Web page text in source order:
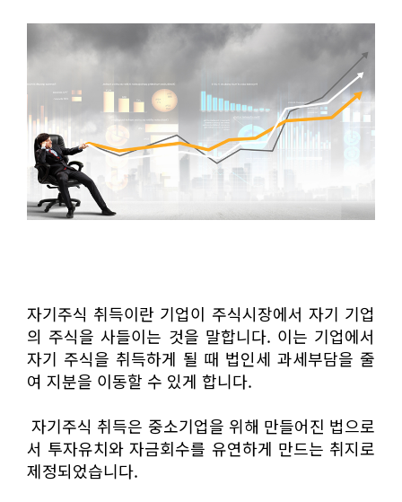
자기주식 취득이란 기업이 주식시장에서 자기 기업
의 주식을 사들이는 것을 말합니다. 이는 기업에서
자기 주식을 취득하게 될 때 법인세 과세부담을 줄
여 지분을 이동할 수 있게 합니다.
자기주식 취득은 중소기업을 위해 만들어진 법으로
서 투자유치와 자금회수를 유연하게 만드는 취지로
제정되었습니다.